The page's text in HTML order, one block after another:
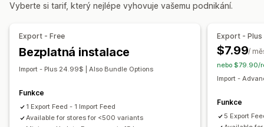
Synchronizace produktů
Naplánovaná synchronizace
Výběr produktů
Kanály specifické pro cíle
Synchronizace v reálném čase Naplánovaná synchronizace
Hromadný export
Naplánovaný export
Naplánovaný import
Hromadné aktualizace
Kolekce
Vyberte si tarif, který nejlépe vyhovuje vašemu podnikání.
Export - Free
Bezplatná instalace
Import - Plus 24.99$ | Also Bundle Options
Funkce
1 Export Feed - 1 Import Feed
Available for stores for <500 variants
Export - Plus
$7.99/
nebo $79.90/
Import -
Funkce
5 Export